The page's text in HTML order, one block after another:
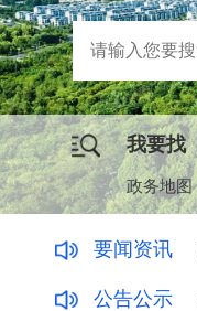
我要找
政务地图
要闻资讯
更多>>
公告公示
更多>>